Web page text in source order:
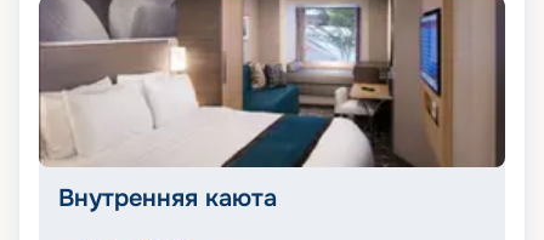
Внутренняя каюта